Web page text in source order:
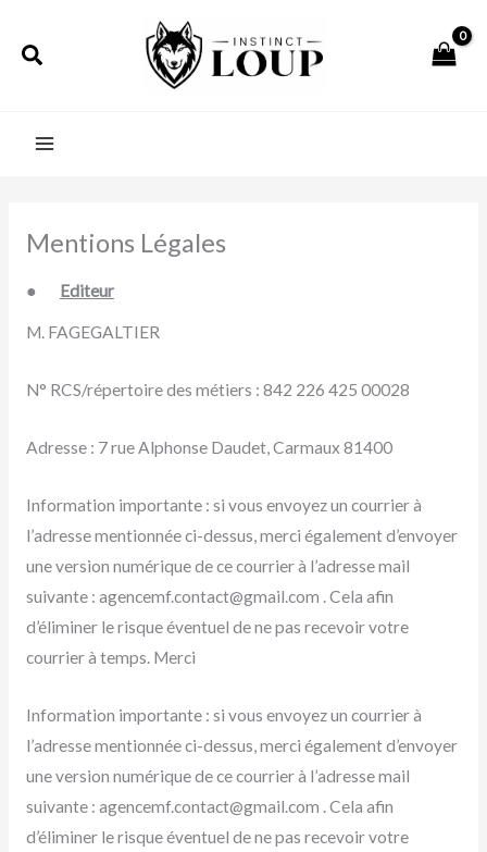
Rechercher
Mentions Légales
● Editeur
M. FAGEGALTIER
N° RCS/répertoire des métiers : 842 226 425 00028
Adresse : 7 rue Alphonse Daudet, Carmaux 81400
Information importante : si vous envoyez un courrier à
l’adresse mentionnée ci-dessus, merci également d’envoyer
une version numérique de ce courrier à l’adresse mail
suivante : agencemf.contact@gmail.com . Cela afin
d’éliminer le risque éventuel de ne pas recevoir votre
courrier à temps. Merci
Information importante : si vous envoyez un courrier à
l’adresse mentionnée ci-dessus, merci également d’envoyer
une version numérique de ce courrier à l’adresse mail
suivante : agencemf.contact@gmail.com . Cela afin
d’éliminer le risque éventuel de ne pas recevoir votre